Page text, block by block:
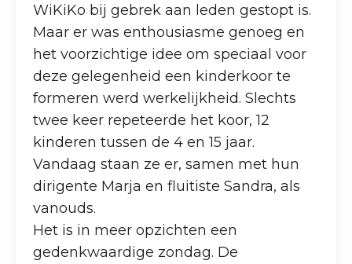
WiKiKo bij gebrek aan leden gestopt is.
Maar er was enthousiasme genoeg en
het voorzichtige idee om speciaal voor
deze gelegenheid een kinderkoor te
formeren werd werkelijkheid. Slechts
twee keer repeteerde het koor, 12
kinderen tussen de 4 en 15 jaar.
Vandaag staan ze er, samen met hun
dirigente Marja en fluitiste Sandra, als
vanouds.
Het is in meer opzichten een
gedenkwaardige zondag. De